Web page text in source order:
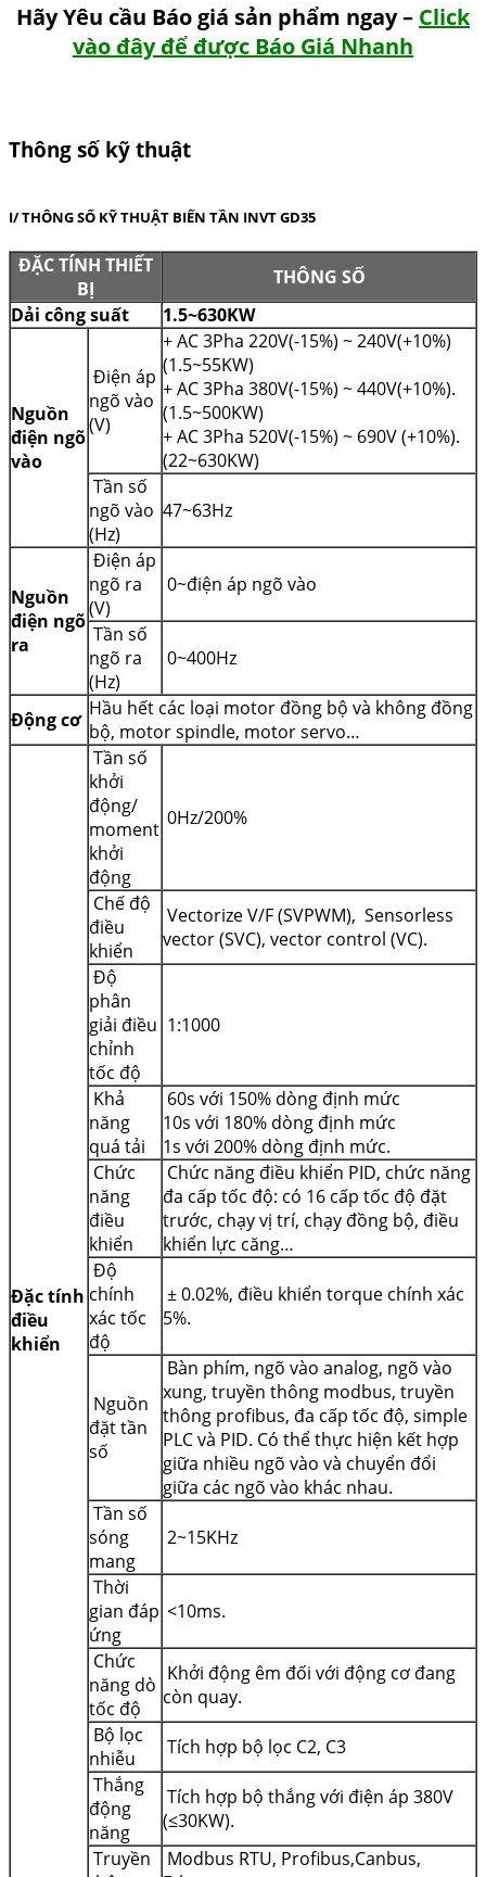
Hãy Yêu cầu Báo giá sản phẩm ngay – Click
vào đây để được Báo Giá Nhanh
Thông số kỹ thuật
I/ THÔNG SỐ KỸ THUẬT BIẾN TẦN INVT GD35
ĐẶC TÍNH THIẾT
BỊ
THÔNG SỐ
Dải công suất
1.5~630KW
Nguồn
điện ngõ
vào
Điện áp
ngõ vào
(V)
+ AC 3Pha 220V(-15%) ~ 240V(+10%)
(1.5~55KW)
+ AC 3Pha 380V(-15%) ~ 440V(+10%).
(1.5~500KW)
+ AC 3Pha 520V(-15%) ~ 690V (+10%).
(22~630KW)
Tần số
ngõ vào
(Hz)
47~63Hz
Nguồn
điện ngõ
ra
Điện áp
ngõ ra
(V)
0~điện áp ngõ vào
Tần số
ngõ ra
(Hz)
0~400Hz
Động cơ Hầu hết các loại motor đồng bộ và không đồng
bộ, motor spindle, motor servo…
Đặc tính
điều
khiển
Tần số
khởi
động/
moment
khởi
động
0Hz/200%
Chế độ
điều
khiển
Vectorize V/F (SVPWM), Sensorless
vector (SVC), vector control (VC).
Độ
phân
giải điều
chỉnh
tốc độ
1:1000
Khả
năng
quá tải
60s với 150% dòng định mức
10s với 180% dòng định mức
1s với 200% dòng định mức.
Chức
năng
điều
khiển
Chức năng điều khiển PID, chức năng
đa cấp tốc độ: có 16 cấp tốc độ đặt
trước, chạy vị trí, chạy đồng bộ, điều
khiển lực căng…
Độ
chính
xác tốc
độ
± 0.02%, điều khiển torque chính xác
5%.
Nguồn
đặt tần
số
Bàn phím, ngõ vào analog, ngõ vào
xung, truyền thông modbus, truyền
thông profibus, đa cấp tốc độ, simple
PLC và PID. Có thể thực hiện kết hợp
giữa nhiều ngõ vào và chuyển đổi
giữa các ngõ vào khác nhau.
Tần số
sóng
mang
2~15KHz
Thời
gian đáp
ứng
<10ms.
Chức
năng dò
tốc độ
Khởi động êm đối với động cơ đang
còn quay.
Bộ lọc
nhiễu
Tích hợp bộ lọc C2, C3
Thắng
động
năng
Tích hợp bộ thắng với điện áp 380V
(≤30KW).
Truyền
Modbus RTU, Profibus,Canbus,